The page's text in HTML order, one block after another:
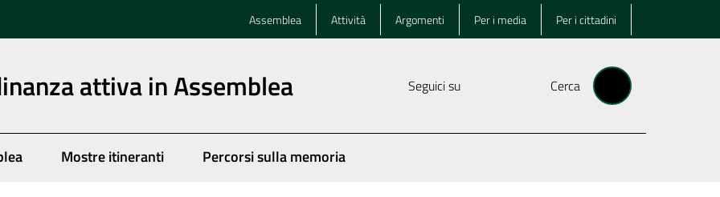
Assemblea Attività Argomenti Per i media Per i cittadini
attiva in Assemblea Seguici su Cerca
Mostre itineranti Percorsi sulla memoria